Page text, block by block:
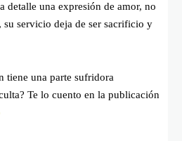
detalle una expresión de amor, no
su servicio deja de ser sacrificio y
tiene una parte sufridora
Te lo cuento en la publicación